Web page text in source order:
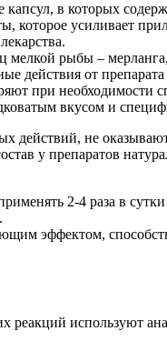
в которых
которое усиливает
мелкой рыбы –
действия от
при необходимости
вкусом и
действий, не
у препаратов
2-4 раза в
эффектом,
реакций используют